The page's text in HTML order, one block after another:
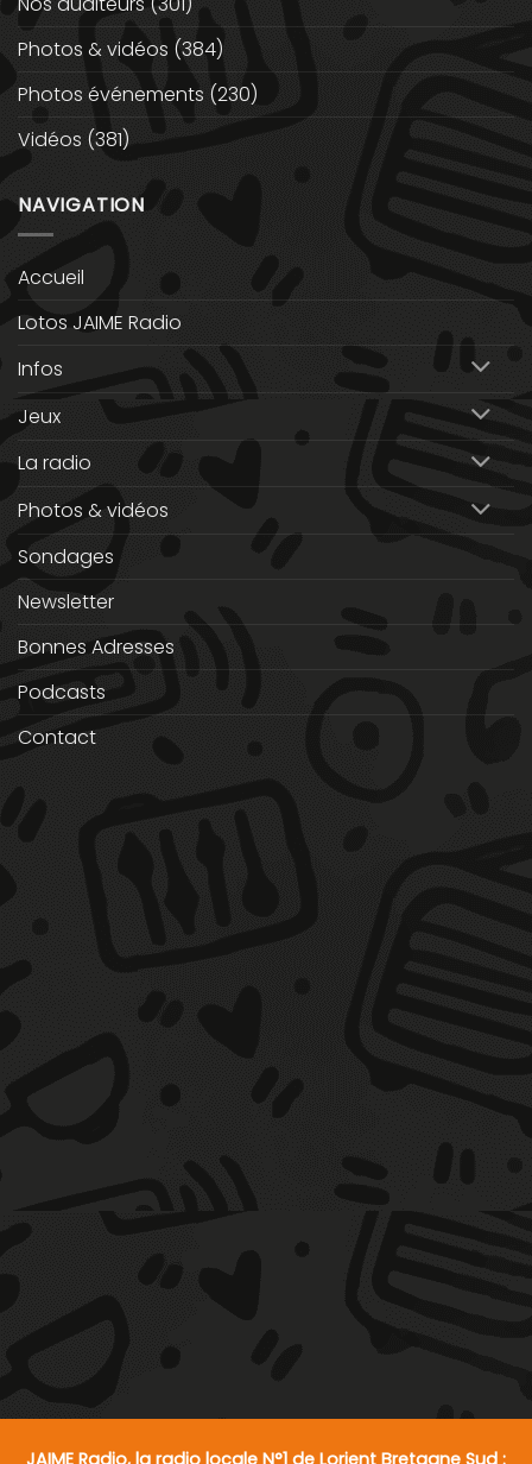
Photos & vidéos (384)
Photos événements (230)
Vidéos (381)
NAVIGATION
Accueil
Lotos JAIME Radio
Infos
Jeux
La radio
Photos & vidéos
Sondages
Newsletter
Bonnes Adresses
Podcasts
Contact
JAIME Radio, la radio locale N°1 de Lorient Bretagne Sud :